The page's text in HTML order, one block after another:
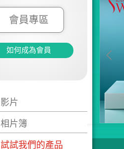
會員專區
如何成為會員
影片
相片簿
試試我們的產品